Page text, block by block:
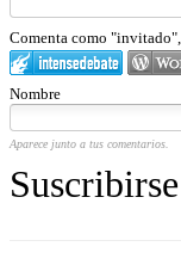
Comenta como
Nombre
Aparece junto a tus comentarios.